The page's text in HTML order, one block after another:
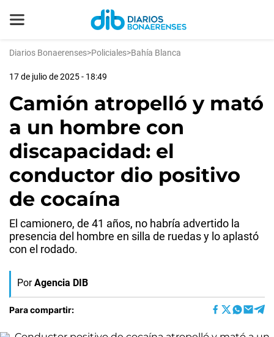
Diarios Bonaerenses>Policiales>Bahía Blanca
17 de julio de 2025 - 18:49
Camión atropelló y mató
a un hombre con
discapacidad: el
conductor dio positivo
de cocaína
El camionero, de 41 años, no habría advertido la
presencia del hombre en silla de ruedas y lo aplastó
con el rodado.
Por Agencia DIB
Para compartir: